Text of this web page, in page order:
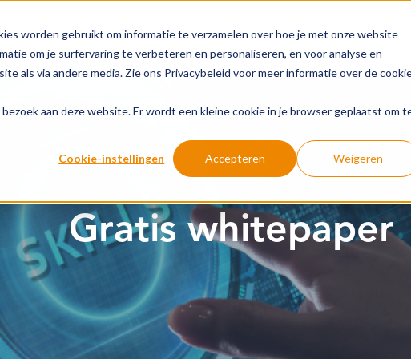
worden gebruikt om informatie te verzamelen over hoe je met onze website
om je surfervaring te verbeteren en personaliseren, en voor analyse en
als via andere media. Zie ons Privacybeleid voor meer informatie over de
aan deze website. Er wordt een kleine cookie in je browser geplaatst om
Cookie-instellingen Accepteren Weigeren
Gratis whitepaper